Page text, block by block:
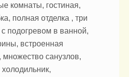
комнаты, гостиная,
полная отделка , три
подогревом в ванной,
встроенная
множество санузлов,